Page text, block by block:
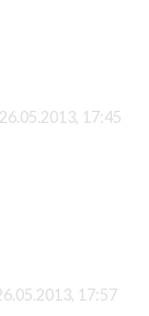
26.05.2013, 17:45
17:57